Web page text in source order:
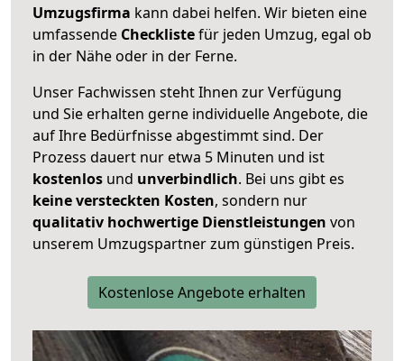
Umzugsfirma kann dabei helfen. Wir bieten eine
umfassende Checklistefür jeden Umzug, egal ob
in der Nähe oder in der Ferne.
Unser Fachwissen steht Ihnen zur Verfügung
und Sie erhalten gerne individuelle Angebote, die
auf Ihre Bedürfnisse abgestimmt sind. Der
Prozess dauert nur etwa 5 Minuten und ist
kostenlos und unverbindlich. Bei uns gibt es
keine versteckten Kosten, sondern nur
qualitativ hochwertige Dienstleistungen von
unserem Umzugspartner zum günstigen Preis.
Kostenlose Angebote erhalten